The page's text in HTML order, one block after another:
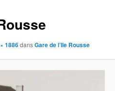
1886dansGare de l’Ile Rousse